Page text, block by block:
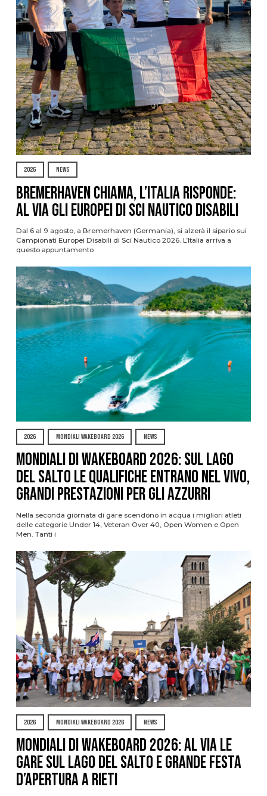
2026 NEWS
Bremerhaven chiama, l’Italia risponde:
al via gli Europei di Sci Nautico Disabili
Dal 6 al 9 agosto, a Bremerhaven (Germania), si alzerà il sipario sui
Campionati Europei Disabili di Sci Nautico 2026. L’Italia arriva a
questo appuntamento
2026 MONDIALI WAKEBOARD 2026 NEWS
Mondiali di Wakeboard 2026: sul Lago
del Salto le qualifiche entrano nel vivo,
grandi prestazioni per gli azzurri
Nella seconda giornata di gare scendono in acqua i migliori atleti
delle categorie Under 14, Veteran Over 40, Open Women e Open
Men. Tanti i
2026 MONDIALI WAKEBOARD 2026 NEWS
Mondiali di Wakeboard 2026: al via le
gare sul Lago del Salto e grande festa
d’apertura a Rieti